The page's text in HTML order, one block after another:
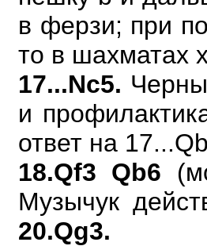
в ферзи; при
то в шахматах
17...Nc5.
и
ответ на
18.Qf3 Qb6
Музычук
20.Qg3.